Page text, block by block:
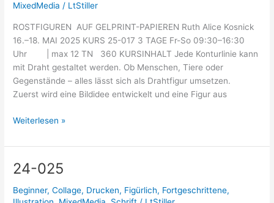
MixedMedia / LtStiller
ROSTFIGUREN AUF GELPRINT-PAPIEREN Ruth Alice Kosnick
16.–18. MAI 2025 KURS 25-017 3 TAGE Fr-So 09:30–16:30
Uhr | max 12 TN 360 KURSINHALT Jede Konturlinie kann
mit Draht gestaltet werden. Ob Menschen, Tiere oder
Gegenstände – alles lässt sich als Drahtfigur umsetzen.
Zuerst wird eine Bildidee entwickelt und eine Figur aus
Weiterlesen »
24-025
Beginner,Collage, Drucken, Figürlich, Fortgeschrittene,
24-